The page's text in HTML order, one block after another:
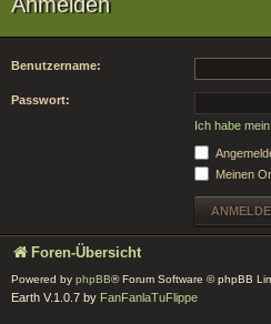
Benutzername:
Passwort:
Ich habe
Meinen
Foren-Übersicht
Powered by phpBB® Forum Software © phpBB
Earth V.1.0.7 by FanFanlaTuFlippe